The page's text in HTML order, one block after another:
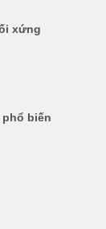
xứng
biến